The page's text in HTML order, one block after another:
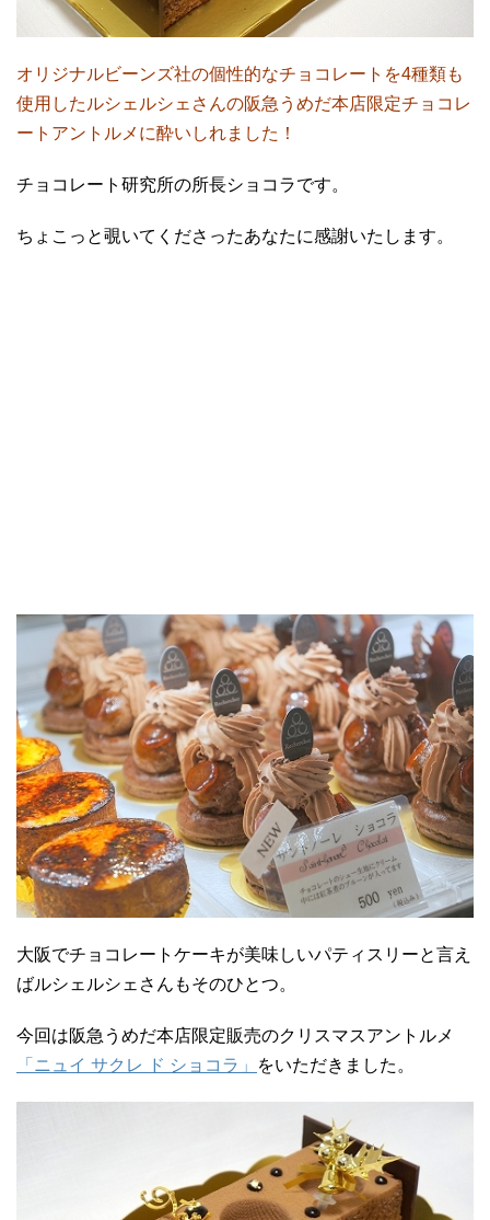
オリジナルビーンズ社の個性的なチョコレートを4種類も
使用したルシェルシェさんの阪急うめだ本店限定チョコレ
ートアントルメに酔いしれました！
チョコレート研究所の所長ショコラです。
ちょこっと覗いてくださったあなたに感謝いたします。
大阪でチョコレートケーキが美味しいパティスリーと言え
ばルシェルシェさんもそのひとつ。
今回は阪急うめだ本店限定販売のクリスマスアントルメ
「ニュイ サクレ ド ショコラ」
をいただきました。